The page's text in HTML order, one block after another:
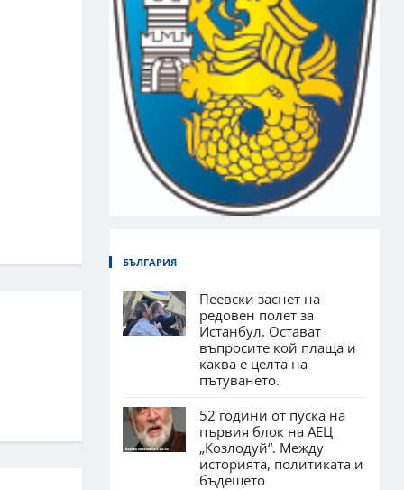
БЪЛГАРИЯ
Пеевски заснет на
редовен полет за
Истанбул. Остават
въпросите кой плаща и
каква е целта на
пътуването.
52 години от пуска на
първия блок на АЕЦ
„Козлодуй“. Между
историята, политиката и
бъдещето